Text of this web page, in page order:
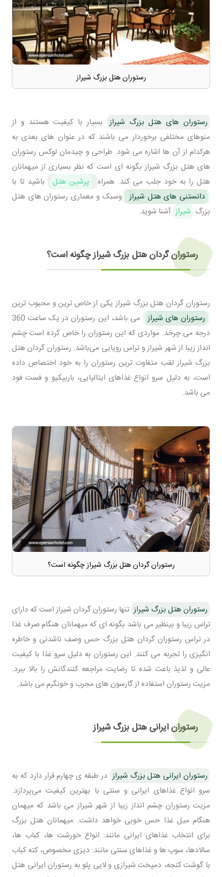
رستوران هتل بزرگ شیراز
رستوران های هتل بزرگ شیراز بسیار با کیفیت هستند و از
منوهای مختلفی برخوردار می باشند که در عنوان های بعدی به
هرکدام از آن ها اشاره می شود. طراحی و چیدمان لوکس رستوران
های هتل بزرگ شیراز بگونه ای است که نظر بسیاری از میهمانان
هتل را به خود جلب می کند. همراه
پرشین هتل
باشید تا با
دانستنی های هتل شیراز وسبک و معماری رستوران های هتل
بزرگ شیراز آشنا شوید.
رستوران گردان هتل بزرگ شیراز چگونه است؟
رستوران گردان هتل بزرگ شیراز یکی از خاص ترین و محبوب ترین
رستوران های شیراز
می باشد، این رستوران در یک ساعت 360
درجه می چرخد. مواردی که این رستوران را خاص کرده است چشم
انداز زیبا از شهر شیراز و تراس رویایی می‌باشد. رستوران گردان هتل
بزرگ شیراز لقب متفاوت ترین رستوران را به خود اختصاص داده
است، به دلیل سرو انواع غذاهای ایتالیایی، باربیکیو و فست فود
می باشد.
رستوران گردان هتل بزرگ شیراز چگونه است؟
رستوران هتل بزرگ شیراز تنها رستوران گردان شیراز است که دارای
تراس زیبا و بینظیر می باشد بگونه ای که میهمانان هنگام صرف غذا
در تراس رستوران گردان هتل بزرگ حس وصف ناشدنی و خاطره
انگیزی را تجربه می کنند. این رستوران به دلیل سرو غذا با کیفیت
عالی و لذیذ باعث شده تا رضایت مراجعه کنندگانش را بالا ببرد.
مزیت رستوران استفاده از گارسون های مجرب و خونگرم می باشد.
رستوران ایرانی هتل بزرگ شیراز
رستوران ایرانی هتل بزرگ شیراز در طبقه ی چهارم قرار دارد که به
سرو انواع غذاهای ایرانی و سنتی با بهترین کیفیت می‌پردازد.
مزیت رستوران چشم انداز زیبا از شهر شیراز می باشد که میهمان
هنگام میل غذا حس خوبی خواهد داشت. میهمانان هتل بزرگ
برای انتخاب غذاهای ایرانی مانند: انواع خورشت ها، کباب ها،
سالادها، سوپ ها و غذاهای سنتی مانند: دیزی مخصوص، کته کباب
با گوشت کنجه، دمپخت شیرازی و لایی پلو به رستوران ایرانی هتل